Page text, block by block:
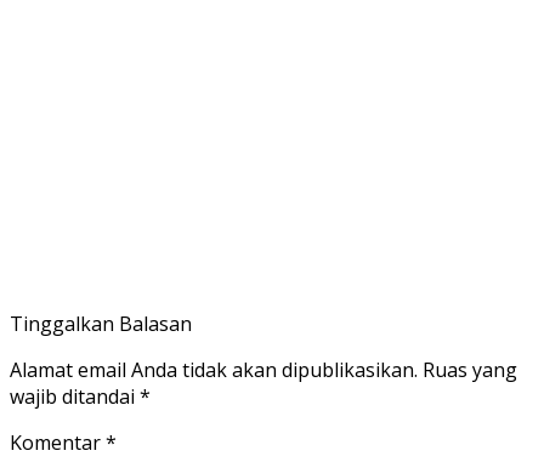
Tinggalkan Balasan
Alamat email Anda tidak akan dipublikasikan. Ruas yang
wajib ditandai *
Komentar*